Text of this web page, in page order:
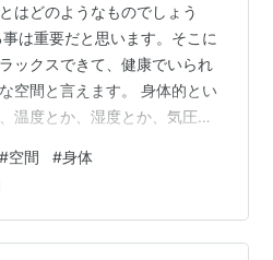
はどのようなものでしょう
は重要だと思います。そこに
ックスできて、健康でいられ
空間と言えます。 身体的とい
温度とか、湿度とか、気圧と
めしていたり、気圧が低すぎ
る空間にはなりません。とに
出したい不快な空間です。 感
ってくる視界や色彩、また、
#空間 #身体